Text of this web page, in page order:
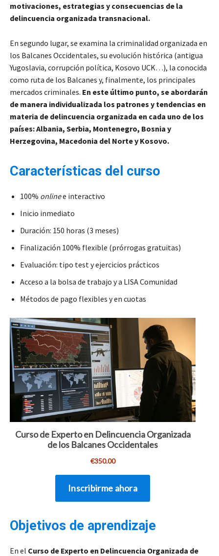
motivaciones, estrategias y consecuencias de la
delincuencia organizada transnacional.
En segundo lugar, se examina la criminalidad organizada en
los Balcanes Occidentales, su evolución histórica (antigua
Yugoslavia, corrupción política, Kosovo UCK…), la conocida
como ruta de los Balcanes y, finalmente, los principales
mercados criminales. En este último punto, se abordarán
de manera individualizada los patrones y tendencias en
materia de delincuencia organizada en cada uno de los
países: Albania, Serbia, Montenegro, Bosnia y
Herzegovina, Macedonia del Norte y Kosovo.
Características del curso
100% onlinee interactivo
Inicio inmediato
Duración: 150 horas (3 meses)
Finalización 100% flexible (prórrogas gratuitas)
Evaluación: tipo test y ejercicios prácticos
Acceso a la bolsa de trabajo y a LISA Comunidad
Métodos de pago flexibles y en cuotas
Objetivos de aprendizaje
En el Curso de Experto en Delincuencia Organizada de